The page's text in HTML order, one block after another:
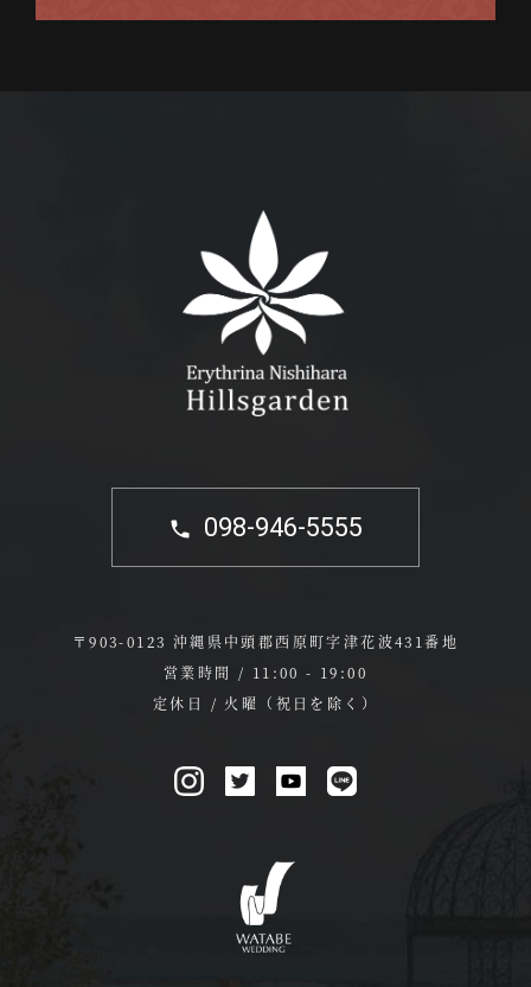
098-946-5555
〒903-0123 沖縄県中頭郡西原町字津花波431番地
営業時間 / 11:00 - 19:00
定休日 / 火曜（祝日を除く）